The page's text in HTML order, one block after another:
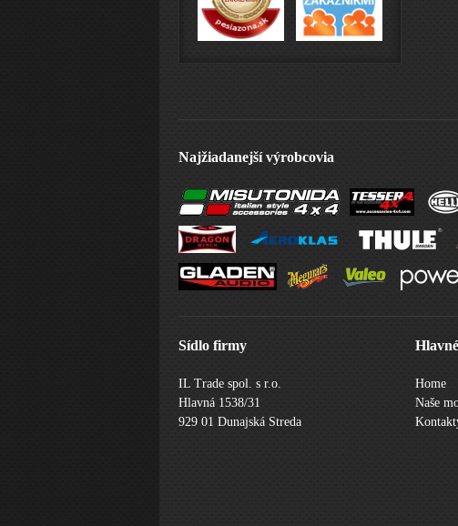
Najžiadanejší výrobcovia
Sídlo firmy
IL Trade spol. s r.o.
Hlavná 1538/31
929 01 Dunajská Streda
Home
Naše